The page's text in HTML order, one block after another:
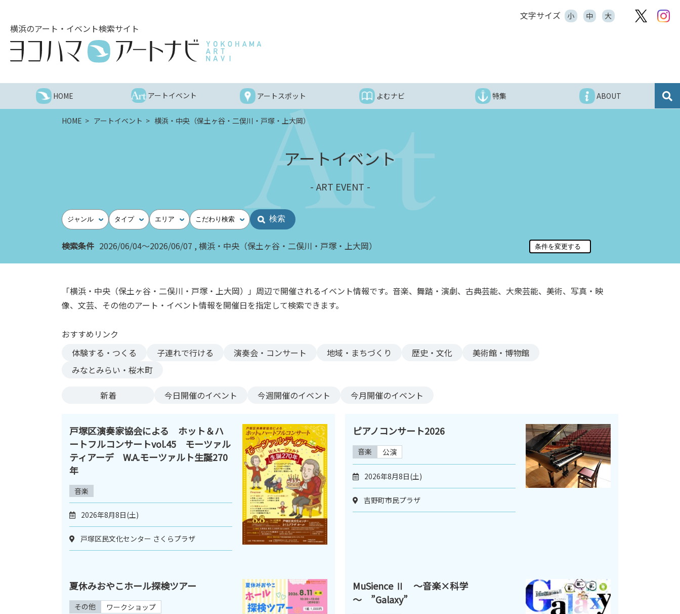
へ
文字サイズ 小 中 大
横浜のアート・イベント検索サイト
HOME アートイベント アートスポット よむナビ 特集 ABOUT
HOME アートイベント 横浜・中央（保土ヶ谷・二俣川・戸塚・上大岡）
アートイベント
ART EVENT
ジャンル タイプ エリア こだわり検索
検索条件 2026/06/04～2026/06/07 横浜・中央（保土ヶ谷・二俣川・戸塚・上大岡）
「横浜・中央（保土ヶ谷・二俣川・戸塚・上大岡）」周辺で開催されるイベント情報です。音楽、舞踏・演劇、古典芸能、大衆芸能、美術、写真・映
像、文芸、その他のアート・イベント情報を開催日を指定して検索できます。
おすすめリンク
体験する・つくる
子連れで行ける 演奏会・コンサート 地域・まちづくり 歴史・文化
美術館・博物館
みなとみらい・桜木町
新着 今日開催のイベント 今週開催のイベント 今月開催のイベント
戸塚区演奏家協会による ホット＆ハ
ートフルコンサートvol.45 モーツァル
ティアーデ W.A.モーツァルト生誕270
年
音楽
2026年8月8日(土)
戸塚区民文化センター さくらプラザ
ピアノコンサート2026
音楽 公演
2026年8月8日(土)
吉野町市民プラザ
夏休みおやこホール探検ツアー
その他 ワークショップ
MuSience Ⅱ ～音楽×科学
～ ”Galaxy”